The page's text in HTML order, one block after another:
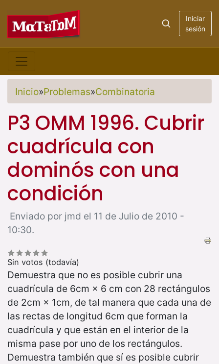
Iniciar
sesión
Inicio»Problemas»Combinatoria
P3 OMM 1996. Cubrir
cuadrícula con
dominós con una
condición
Enviado por jmd el 11 de Julio de 2010 -
10:30.
Sin votos (todavía)
Demuestra que no es posible cubrir una
cuadrícula de 6cm × 6 cm con 28 rectángulos
de 2cm × 1cm, de tal manera que cada una de
las rectas de longitud 6cm que forman la
cuadrícula y que están en el interior de la
misma pase por uno de los rectángulos.
Demuestra también que sí es posible cubrir